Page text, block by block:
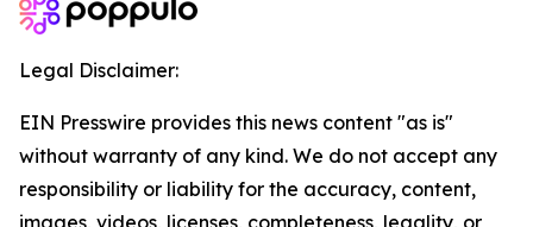
Legal Disclaimer:
EIN Presswire provides this news content "as is"
without warranty of any kind. We do not accept any
responsibility or liability for the accuracy, content,
images, videos, licenses, completeness, legality, or